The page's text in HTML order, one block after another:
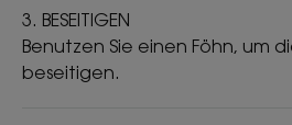
44 Proband:innen
3. BESEITIGEN
Benutzen Sie einen Föhn, um
beseitigen.